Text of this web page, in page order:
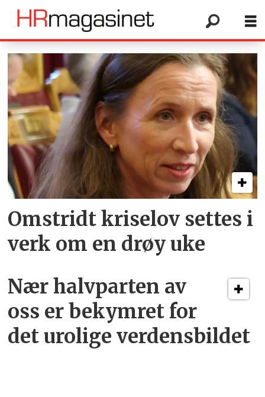
Tag:
krig
Omstridt kriselov settes i
verk om en drøy uke
Nær halvparten av
oss er bekymret for
det urolige verdensbildet